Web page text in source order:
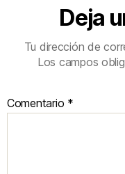
Deja
Tu dirección de
Los campos
Comentario *